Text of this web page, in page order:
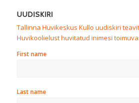
UUDISKIRI
Tallinna Huvikeskus Kullo uudiskiri
Huvikoolielust huvitatud inimesi
First name
Last name